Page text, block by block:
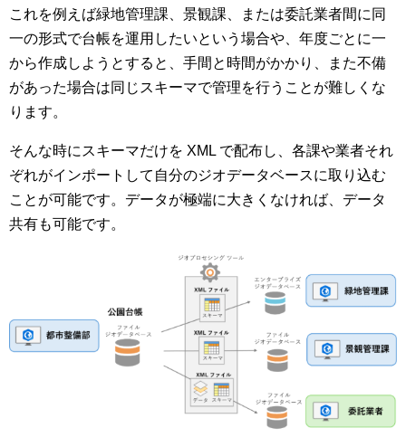
これを例えば緑地管理課、景観課、または委託業者間に同
一の形式で台帳を運用したいという場合や、年度ごとに一
から作成しようとすると、手間と時間がかかり、また不備
があった場合は同じスキーマで管理を行うことが難しくな
ります。
そんな時にスキーマだけを XML で配布し、各課や業者それ
ぞれがインポートして自分のジオデータベースに取り込む
ことが可能です。データが極端に大きくなければ、データ
共有も可能です。